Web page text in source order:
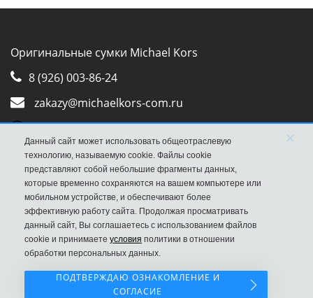
Оригинальные сумки Michael Kors
8 (926) 003-86-24
zakazy@michaelkors-com.ru
Whatsapp
Viber
Данный сайт может использовать общеотраслевую
технологию, называемую cookie. Файлы cookie
представляют собой небольшие фрагменты данных,
которые временно сохраняются на вашем компьютере или
мобильном устройстве, и обеспечивают более
эффективную работу сайта. Продолжая просматривать
данный сайт, Вы соглашаетесь с использованием файлов
cookie и принимаете условия политики в отношении
обработки персональных данных.
×
ПОДТВЕРЖДАЮ ОЗНАКОМЛЕНИЕ И
СОГЛАСИЕ